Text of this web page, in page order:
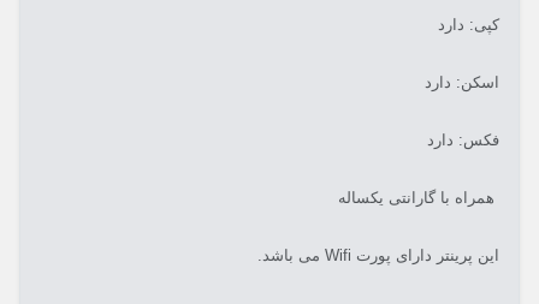
کپی: دارد
اسکن: دارد
فکس: دارد
همراه با گارانتی یکساله
این پرینتر دارای پورت Wifi می باشد.